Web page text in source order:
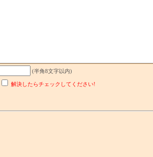
(半角8文字以内)
解決したらチェックしてください!